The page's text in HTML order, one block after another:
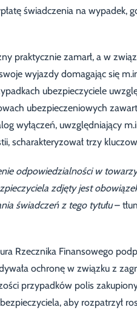
świadczenia na wypadek,
praktycznie zamarł, a w
wyjazdy domagając się
ubezpieczyciele
ubezpieczeniowych
wyłączeń, uwzględniający
scharakteryzował trzy
odpowiedzialności w
zdjęty jest
świadczeń z tego tytułu–
Rzecznika Finansowego
ochronę w związku z
przypadków polis
aby rozpatrzył